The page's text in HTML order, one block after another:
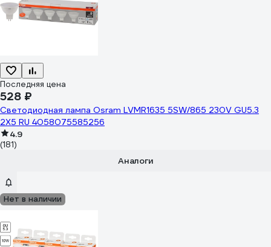
Последняя цена
528 ₽
Светодиодная лампа Osram LVMR1635 5SW/865 230V GU5.3
2X5 RU 4058075585256
4.9
(181)
Аналоги
Нет в наличии